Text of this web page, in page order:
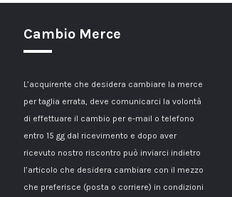
Cambio Merce
L’acquirente che desidera cambiare la merce
per taglia errata, deve comunicarci la volontà
di effettuare il cambio per e-mail o telefono
entro 15 gg dal ricevimento e dopo aver
ricevuto nostro riscontro può inviarci indietro
l’articolo che desidera cambiare con il mezzo
che preferisce (posta o corriere) in condizioni